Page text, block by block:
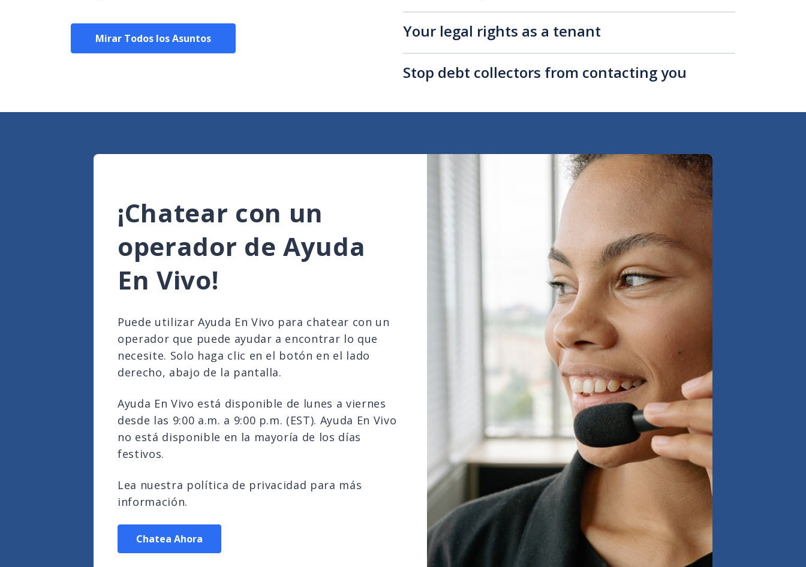
Mirar Todos los Asuntos Your legal rights as a tenant
Stop debt collectors from contacting you
¡Chatear con un
operador de Ayuda
En Vivo!
Puede utilizar Ayuda En Vivo para chatear con un
operador que puede ayudar a encontrar lo que
necesite. Solo haga clic en el botón en el lado
derecho, abajo de la pantalla.
Ayuda En Vivo está disponible de lunes a viernes
desde las 9:00 a.m. a 9:00 p.m. (EST). Ayuda En Vivo
no está disponible en la mayoría de los días
festivos.
Lea nuestra política de privacidad para más
información.
Chatea Ahora